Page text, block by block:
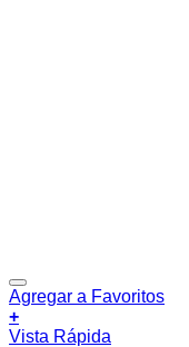
Agregar a Favoritos
+
Vista Rápida